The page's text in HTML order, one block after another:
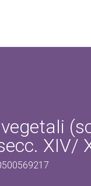
XIV/